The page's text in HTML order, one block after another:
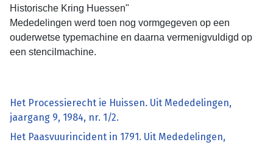
Historische Kring Huessen"
Mededelingen werd toen nog vormgegeven op een
ouderwetse typemachine en daarna vermenigvuldigd op
een stencilmachine.
Het Processierecht ie Huissen. Uit Mededelingen,
jaargang 9, 1984, nr. 1/2.
Het Paasvuurincident in 1791. Uit Mededelingen,